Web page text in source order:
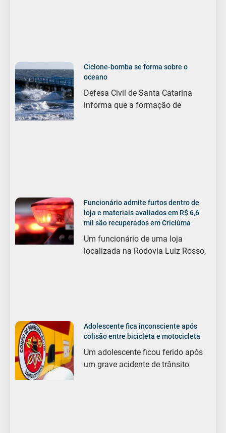
Ciclone-bomba se forma sobre o
oceano
Defesa Civil de Santa Catarina
informa que a formação de
Funcionário admite furtos dentro de
loja e materiais avaliados em R$ 6,6
mil são recuperados em Criciúma
Um funcionário de uma loja
localizada na Rodovia Luiz Rosso,
Adolescente fica inconsciente após
colisão entre bicicleta e motocicleta
Um adolescente ficou ferido após
um grave acidente de trânsito